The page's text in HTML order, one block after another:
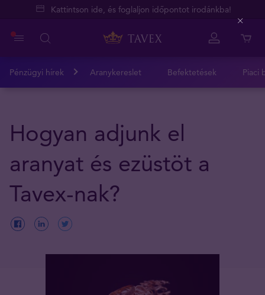
Kattintson ide, és foglaljon időpontot irodánkba!
Pénzügyi hírek Aranykereslet Befektetések Piaci
Hogyan adjunk el
aranyat és ezüstöt a
Tavex-nak?
Close